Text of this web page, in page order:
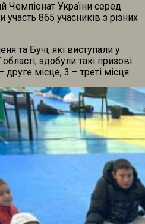
Чемпіонат України серед
865 учасників з різних
та Бучі, які виступали у
здобули такі призові
місце, 3 – треті місця.